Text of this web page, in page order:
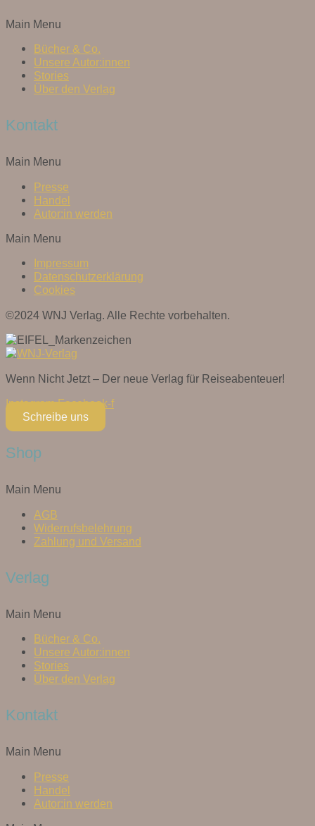
Main Menu
Bücher & Co.
Unsere Autor:innen
Stories
Über den Verlag
Kontakt
Main Menu
Presse
Handel
Autor:in werden
Main Menu
Impressum
Datenschutzerklärung
Cookies
©2024 WNJ Verlag. Alle Rechte vorbehalten.
Wenn Nicht Jetzt – Der neue Verlag für Reiseabenteuer!
Instagram Facebook-f
Schreibe uns
Shop
Main Menu
AGB
Widerrufsbelehrung
Zahlung und Versand
Verlag
Main Menu
Bücher & Co.
Unsere Autor:innen
Stories
Über den Verlag
Kontakt
Main Menu
Presse
Handel
Autor:in werden